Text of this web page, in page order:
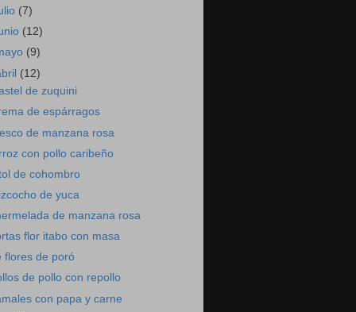
(7)
(12)
(9)
(12)
de zuquini
de espárragos
de manzana rosa
con pollo caribeño
de cohombro
de yuca
de manzana rosa
flor itabo con masa
flores de poró
de pollo con repollo
con papa y carne